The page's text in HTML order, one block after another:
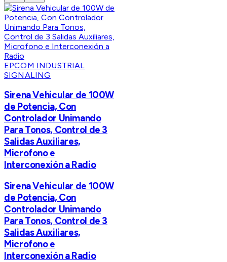
EPCOM INDUSTRIAL
SIGNALING
Sirena Vehicular de 100W
de Potencia, Con
Controlador Unimando
Para Tonos, Control de 3
Salidas Auxiliares,
Microfono e
Interconexión a Radio
Sirena Vehicular de 100W
de Potencia, Con
Controlador Unimando
Para Tonos, Control de 3
Salidas Auxiliares,
Microfono e
Interconexión a Radio